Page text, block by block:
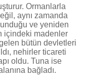
Ormanlarla
aynı zamanda
ve yeniden
içindeki madenler
bütün devletleri
nehirler ticareti
oldu. Tuna ise
bağladı.